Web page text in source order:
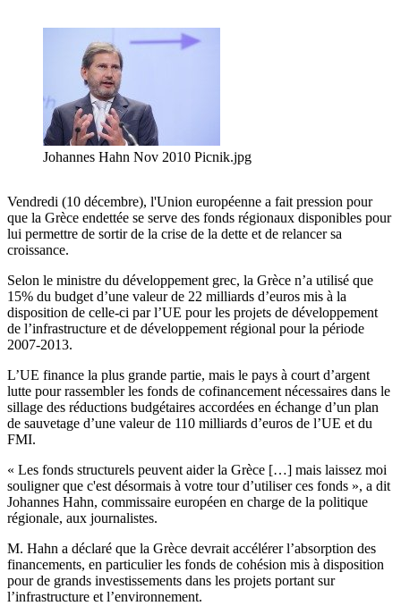
Johannes Hahn Nov 2010 Picnik.jpg
Vendredi (10 décembre), l'Union européenne a fait pression pour
que la Grèce endettée se serve des fonds régionaux disponibles pour
lui permettre de sortir de la crise de la dette et de relancer sa
croissance.
Selon le ministre du développement grec, la Grèce n’a utilisé que
15% du budget d’une valeur de 22 milliards d’euros mis à la
disposition de celle-ci par l’UE pour les projets de développement
de l’infrastructure et de développement régional pour la période
2007-2013.
L’UE finance la plus grande partie, mais le pays à court d’argent
lutte pour rassembler les fonds de cofinancement nécessaires dans le
sillage des réductions budgétaires accordées en échange d’un plan
de sauvetage d’une valeur de 110 milliards d’euros de l’UE et du
FMI.
« Les fonds structurels peuvent aider la Grèce […] mais laissez moi
souligner que c'est désormais à votre tour d’utiliser ces fonds », a dit
Johannes Hahn, commissaire européen en charge de la politique
régionale, aux journalistes.
M. Hahn a déclaré que la Grèce devrait accélérer l’absorption des
financements, en particulier les fonds de cohésion mis à disposition
pour de grands investissements dans les projets portant sur
l’infrastructure et l’environnement.